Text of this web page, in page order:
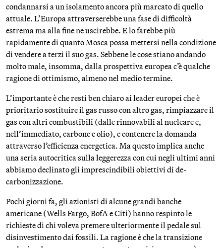
condannarsi a un isolamento ancora più marcato di quello
attuale. L’Europa attraverserebbe una fase di difficoltà
estrema ma alla fine ne uscirebbe. E lo farebbe più
rapidamente di quanto Mosca possa mettersi nella condizione
di vendere a terzi il suo gas. Sebbene le cose stiano andando
molto male, insomma, dalla prospettiva europea c’è qualche
ragione di ottimismo, almeno nel medio termine.
L’importante è che resti ben chiaro ai leader europei che è
prioritario sostituire il gas russo con altro gas, rimpiazzare il
gas con altri combustibili (dalle rinnovabili al nucleare e,
nell’immediato, carbone e olio), e contenere la domanda
attraverso l’efficienza energetica. Ma questo implica anche
una seria autocritica sulla leggerezza con cui negli ultimi anni
abbiamo declinato gli imprescindibili obiettivi di de-
carbonizzazione.
Pochi giorni fa, gli azionisti di alcune grandi banche
americane (Wells Fargo, BofA e Citi) hanno respinto le
richieste di chi voleva premere ulteriormente il pedale sul
disinvestimento dai fossili. La ragione è che la transizione